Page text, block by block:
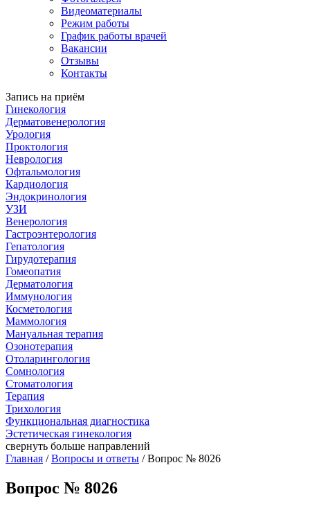
Видеоматериалы
Режим работы
График работы врачей
Вакансии
Отзывы
Контакты
Запись на приём
Гинекология
Дерматовенерология
Урология
Проктология
Неврология
Офтальмология
Кардиология
Эндокринология
УЗИ
Венерология
Гастроэнтерология
Гепатология
Гирудотерапия
Гомеопатия
Дерматология
Иммунология
Косметология
Маммология
Мануальная терапия
Озонотерапия
Отоларингология
Сомнология
Стоматология
Терапия
Трихология
Функциональная диагностика
Эстетическая гинекология
свернуть больше направлений
Главная /Вопросы и ответы / Вопрос № 8026
Вопрос № 8026